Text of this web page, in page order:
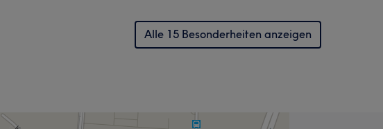
Alle 15 Besonderheiten anzeigen